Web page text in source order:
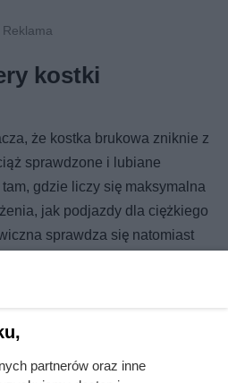
kostki
że kostka brukowa zniknie z
sprawdzone i lubiane
gdzie liczy się maksymalna
jak podjazdy dla ciężkiego
sprawdza się natomiast
basenu, gdzie liczy się estetyka,
że wybór materiału zawsze
warunki działki -
partnerów oraz inne